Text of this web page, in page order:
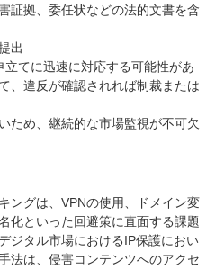
証拠、委任状などの法的文書を含
出
てに迅速に対応する可能性があ
、違反が確認されれば制裁または
ため、継続的な市場監視が不可欠
ングは、VPNの使用、ドメイン変
化といった回避策に直面する課題
ジタル市場におけるIP保護におい
法は、侵害コンテンツへのアクセ